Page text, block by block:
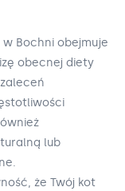
Bochni obejmuje
obecnej diety
lub
że Twój kot